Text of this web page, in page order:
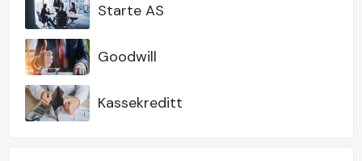
Starte AS
Goodwill
Kassekreditt